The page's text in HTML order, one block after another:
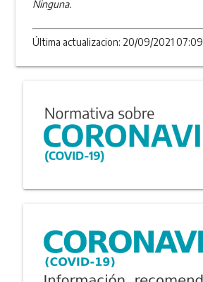
Ninguna.
Última actualizacion: 20/09/2021 07:09